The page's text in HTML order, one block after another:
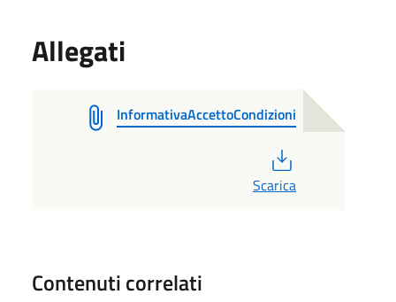
Allegati
InformativaAccettoCondizioni
Scarica
Contenuti correlati